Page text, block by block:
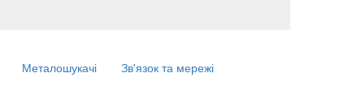
Металошукачі Зв'язок та мережі